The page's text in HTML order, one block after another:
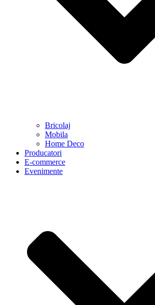
Bricolaj
Mobila
Home Deco
Producatori
E-commerce
Evenimente